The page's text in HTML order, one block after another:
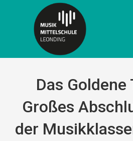
Das
Großes
der